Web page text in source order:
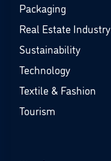
Packaging
Real Estate Industry
Sustainability
Technology
Textile & Fashion
Tourism